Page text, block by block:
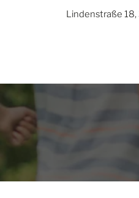
Lindenstraße